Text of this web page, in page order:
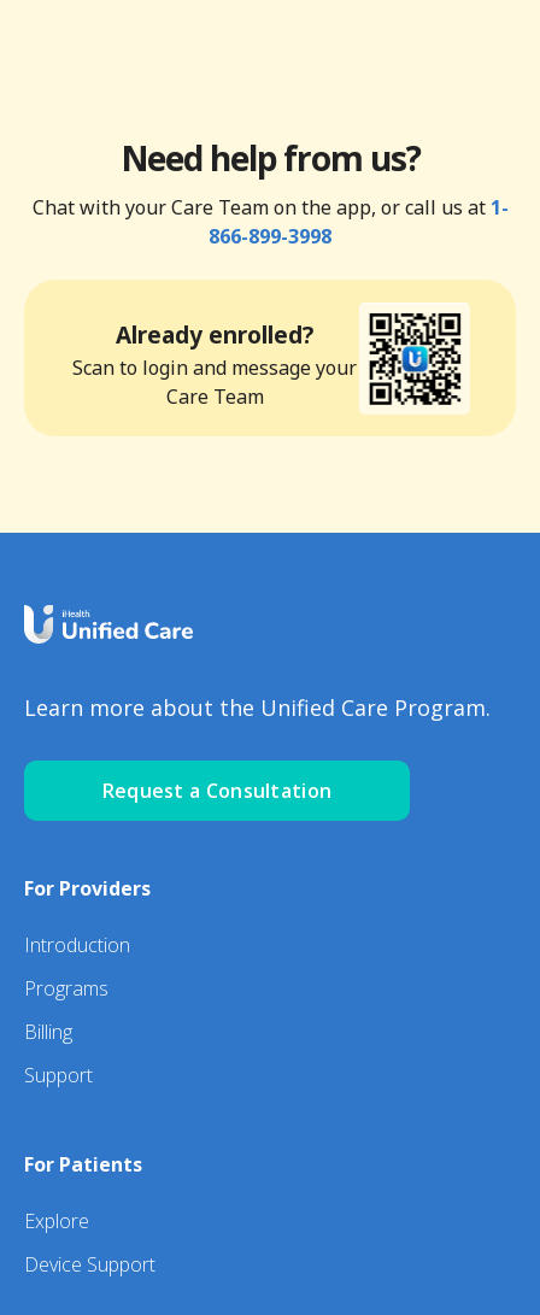
Need help from us?
Chat with your Care Team on the app, or call us at 1-
866-899-3998
Already enrolled?
Scan to login and message your
Care Team
Learn more about the Unified Care Program.
Request a Consultation
For Providers
Introduction
Programs
Billing
Support
For Patients
Explore
Device Support